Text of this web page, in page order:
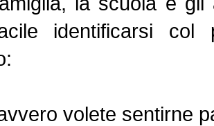
identificarsi col
volete sentirne